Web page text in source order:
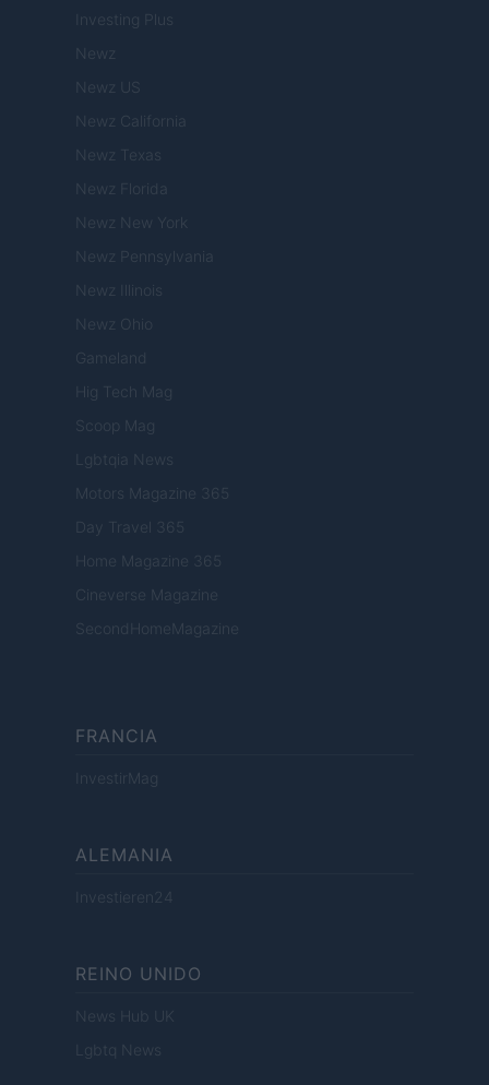
Investing Plus
Newz
Newz US
Newz California
Newz Texas
Newz Florida
Newz New York
Newz Pennsylvania
Newz Illinois
Newz Ohio
Gameland
Hig Tech Mag
Scoop Mag
Lgbtqia News
Motors Magazine 365
Day Travel 365
Home Magazine 365
Cineverse Magazine
SecondHomeMagazine
FRANCIA
InvestirMag
ALEMANIA
Investieren24
REINO UNIDO
News Hub UK
Lgbtq News